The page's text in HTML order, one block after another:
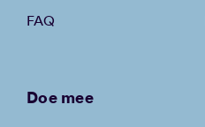
FAQ
Doe mee